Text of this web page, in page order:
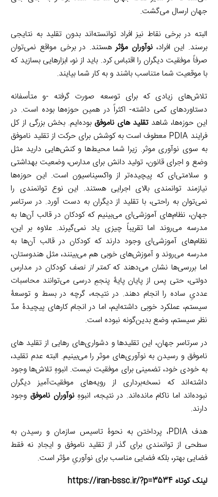
جهان ارسال می‌گشت.
البته در برخی نقاط نیز افراد توانسته‌اند بدون تقلید به نتایجی
برسند. این افراد،نوآوران مؤثرهستند. در برخی مواقع نمی‌توان
صرفاً موفقیت دیگران را اقتباس کرد. باید از نو، ابزارهایی بسازید که
با موقعیت شما متناسب باشند و به کار شما بیایند.
تلاش‌های زیادی که برای توسعه صورت گرفته -و متأسفانه
دستاوردهای کمی داشته- اکثراً در همین حوزه‌ها بوده است. در
این حوزه‌ها، شاهد تقلید های ناموفق بوده‌ایم. بخش بزرگی از کل
فرایند PDIA معطوف است به کوشش برای حرکت از تقلید ناموفق
به سوی نوآوری موثر. زیرا شما محیط‌ها و کنش‌هایی دارید مثل
وضع و اجرای قانون، تولید دانش برای مدارس، وضعیت بهداشتی
و سلامتی‌ای که پیچیده‌تر از واکسیناسیون است. این حوزه‌ها
نیازمند توانمندی بالای اجرایی هستند. این نوع توانمندی را
نمی‌توان به راحتی، با تقلید از دیگران به دست آورد. در سرتاسر
جهان، نظام‌های آموزشی‌ای می‌بینیم که کودکان در قالب آن‌ها به
مدرسه می‌روند اما تقریباً چیزی یاد نمی‌گیرند. علاوه بر این،
نظام‌های آموزشی‌ای وجود دارند که کودکان در قالب آن‌ها به
مدرسه می‌روند و آموزش‌های خوبی هم می‌بینند، مثل هندوستان،
اما بررسی‌ها نشان می‌دهند کهکمتر از نصف کودکان در مدارس
دولتی، حتی پس از پایان پایۀ پنجمِ درسی می‌توانند محاسبات
عددیِ ساده را انجام دهند. در نتیجه، گرچه در بسط و توسعۀ
سیستم، عملکرد خوبی داشته‌ایم، اما در انجام کارهای پیچیدۀ مدّ
نظر سیستم، وضع بدین‌گونه نبوده است.
در سرتاسر جهان، این تقلیدها و دشواری‌های رهایی از تقلید های
ناموفق و رسیدن به نوآوری‌های موثر را می‌بینیم. البته عدم تقلید،
به خودی خود، تضمینی برای موفقیت نیست. انبوهِ تلاش‌ها وجود
داشته‌اند که نسخه‌برداری از رویه‌های موفقیت‌آمیز دیگران
نبوده‌اند اما ناکام مانده‌اند. در نتیجه، انبوهِنوآوران ناموفق وجود
دارند.
هدف PDIA، پرداختن به نحوۀ تاسیس سازمان و رسیدن به
سطحی از توانمندی برای گذر از تقلید ناموفق و ایجادِ نه فقط
فضایی بهتر، بلکه فضایی مناسب برای نوآوریِ مؤثر است.
لینک کوتاه https://iran-bssc.ir/?p=3534